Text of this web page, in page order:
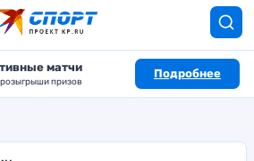
матчи
призов
Подробнее